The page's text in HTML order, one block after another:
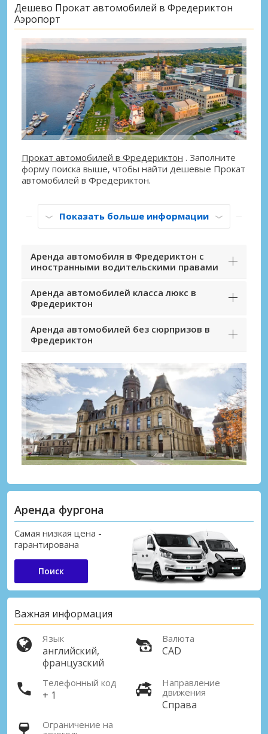
Дешево Прокат автомобилей в Фредериктон
Аэропорт
Прокат автомобилей в Фредериктон . Заполните
форму поиска выше, чтобы найти дешевые Прокат
автомобилей в Фредериктон.
Показать больше информации
Аренда автомобиля в Фредериктон с
иностранными водительскими правами
Аренда автомобилей класса люкс в
Фредериктон
Аренда автомобилей без сюрпризов в
Фредериктон
Аренда фургона
Самая низкая цена -
гарантирована
Поиск
Важная информация
Язык
английский,
французский
Валюта
CAD
Телефонный код
+ 1
Направление
движения
Справа
Ограничение на